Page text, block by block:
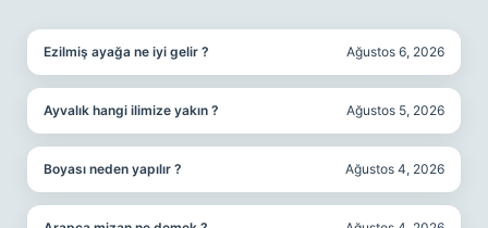
Ezilmiş ayağa ne iyi gelir ? Ağustos 6, 2026
Ayvalık hangi ilimize yakın ? Ağustos 5, 2026
Boyası neden yapılır ? Ağustos 4, 2026